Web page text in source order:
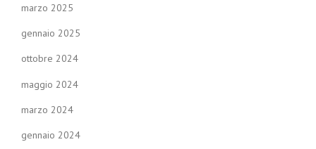
marzo 2025
gennaio 2025
ottobre 2024
maggio 2024
marzo 2024
gennaio 2024